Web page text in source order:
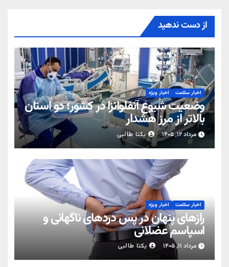
از دست ندهید
اخبار سلامت اخبار ویژه
وضعیت شیوع آنفلوانزا در کشور؛ دو استان
بالاتر از مرز هشدار
مرداد ۱۲, ۱۴۰۵ یکتا طالبی
اخبار سلامت اخبار ویژه
رازهای پنهان در پس دردهای ناگهانی و
اسپاسم عضلانی
مرداد ۱۱, ۱۴۰۵ یکتا طالبی